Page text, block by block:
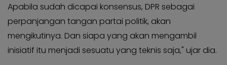
Apabila sudah dicapai konsensus, DPR sebagai
perpanjangan tangan partai politik, akan
mengikutinya. Dan siapa yang akan mengambil
inisiatif itu menjadi sesuatu yang teknis saja," ujar dia.